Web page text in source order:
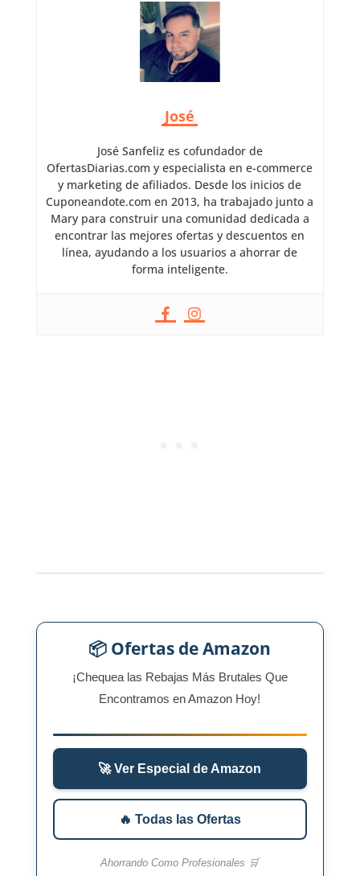
José
José Sanfeliz es cofundador de
OfertasDiarias.com y especialista en e-commerce
y marketing de afiliados. Desde los inicios de
Cuponeandote.com en 2013, ha trabajado junto a
Mary para construir una comunidad dedicada a
encontrar las mejores ofertas y descuentos en
línea, ayudando a los usuarios a ahorrar de
forma inteligente.
📦 Ofertas de Amazon
¡Chequea las Rebajas Más Brutales Que
Encontramos en Amazon Hoy!
🚀 Ver Especial de Amazon
🔥 Todas las Ofertas
Ahorrando Como Profesionales 🛒